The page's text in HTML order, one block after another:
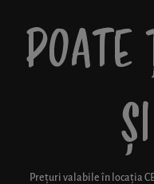
POATE
Prețuri valabile în locația